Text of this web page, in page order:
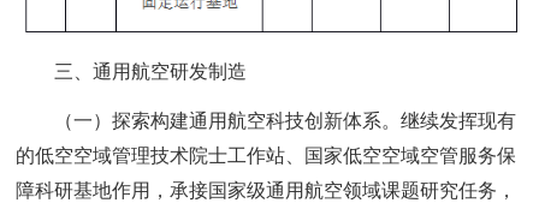
三、通用航空研发制造
（一）探索构建通用航空科技创新体系。继续发挥现有
的低空空域管理技术院士工作站、国家低空空域空管服务保
障科研基地作用，承接国家级通用航空领域课题研究任务，